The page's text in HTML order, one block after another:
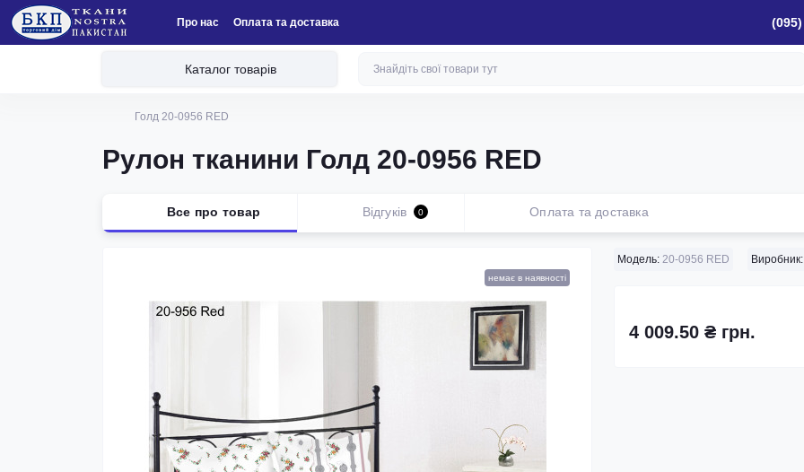
Про нас Оплата та доставка
Каталог товарів
Голд 20-0956 RED
Рулон тканини Голд 20-0956 RED
Все про товар Відгуків 0 Оплата та доставка
немає в наявності
Модель: 20-0956 RED Виробник:
4 009.50 ₴ грн.